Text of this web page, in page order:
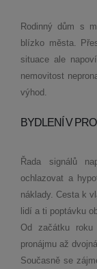
Rodinný dům s
blízko města.
situace ale
nemovitost
výhod.
BYDLENÍ V
Řada signálů
ochlazovat a
náklady. Cesta k
lidí a ti poptávku
Od začátku roku
pronájmu až
Současně se